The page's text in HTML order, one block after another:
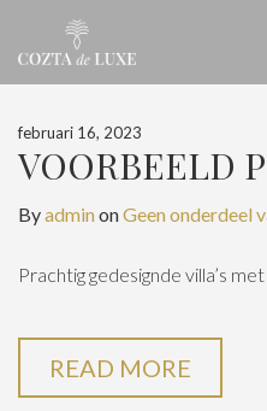
februari 16, 2023
VOORBEELD
ByadminonGeen onderdeel
Prachtig gedesignde villa’s
READ MORE